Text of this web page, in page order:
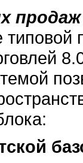
продаж